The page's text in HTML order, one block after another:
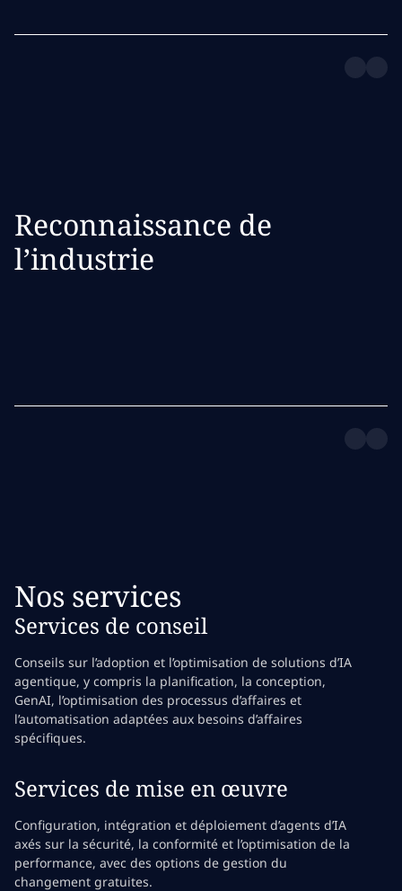
Reconnaissance de
l’industrie
Nos services
Services de conseil
Conseils sur l’adoption et l’optimisation de solutions d’IA
agentique, y compris la planification, la conception,
GenAI, l’optimisation des processus d’affaires et
l’automatisation adaptées aux besoins d’affaires
spécifiques.
Services de mise en œuvre
Configuration, intégration et déploiement d’agents d’IA
axés sur la sécurité, la conformité et l’optimisation de la
performance, avec des options de gestion du
changement gratuites.